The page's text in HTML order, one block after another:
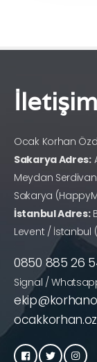
İletişim
Ocak Korhan
Sakarya Adres:
Meydan Serdivan
Sakarya
İstanbul Adres:
Levent / İstanbul
0850 885 26
Signal /